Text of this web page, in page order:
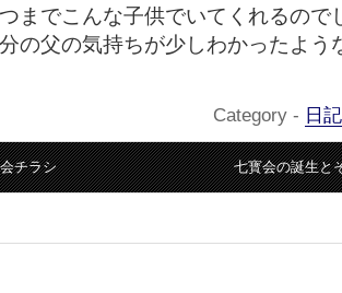
までこんな子供でいてくれるので
の父の気持ちが少しわかったよう
Category - 日記
チラシ 七寳会の誕生と